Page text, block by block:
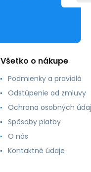
Všetko o nákupe
Podmienky a pravidlá
Odstúpenie od zmluvy
Ochrana osobných
Spôsoby platby
O nás
Kontaktné údaje